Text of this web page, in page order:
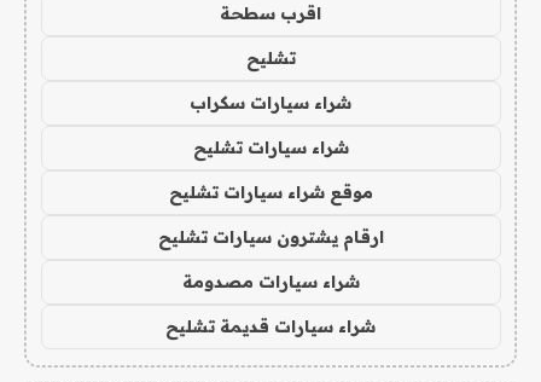
اقرب سطحة
تشليح
شراء سيارات سكراب
شراء سيارات تشليح
موقع شراء سيارات تشليح
ارقام يشترون سيارات تشليح
شراء سيارات مصدومة
شراء سيارات قديمة تشليح